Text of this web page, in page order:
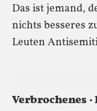
Das ist jemand,
nichts besseres
Leuten
Verbrochenes